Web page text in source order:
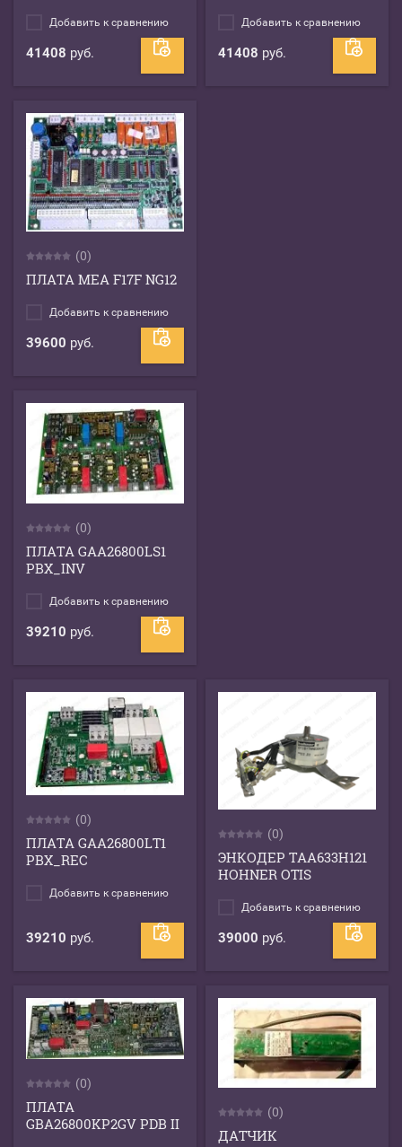
Добавить к сравнению
41408 руб.
Добавить к сравнению
41408 руб.
(0)
ПЛАТА MEA F17F NG12
Добавить к сравнению
39600 руб.
(0)
ПЛАТА GAA26800LS1
PBX_INV
Добавить к сравнению
39210 руб.
(0)
ПЛАТА GAA26800LT1
PBX_REC
Добавить к сравнению
39210 руб.
(0)
ЭНКОДЕР TAA633H121
HOHNER OTIS
Добавить к сравнению
39000 руб.
(0)
ПЛАТА
GBA26800KP2GV PDB II
(0)
ДАТЧИК